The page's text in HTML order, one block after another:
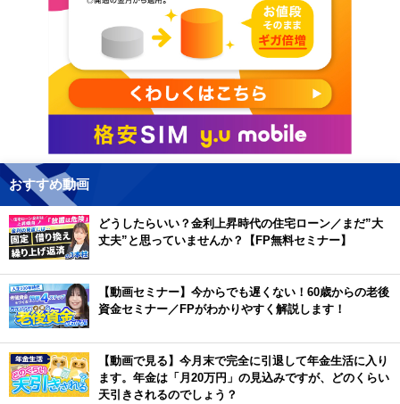
おすすめ動画
どうしたらいい？金利上昇時代の住宅ローン／まだ”大
丈夫”と思っていませんか？【FP無料セミナー】
【動画セミナー】今からでも遅くない！60歳からの老後
資金セミナー／FPがわかりやすく解説します！
【動画で見る】今月末で完全に引退して年金生活に入り
ます。年金は「月20万円」の見込みですが、どのくらい
天引きされるのでしょう？